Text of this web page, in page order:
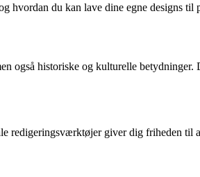
hvordan du kan lave dine egne designs til
historiske og kulturelle betydninger.
giver dig friheden til